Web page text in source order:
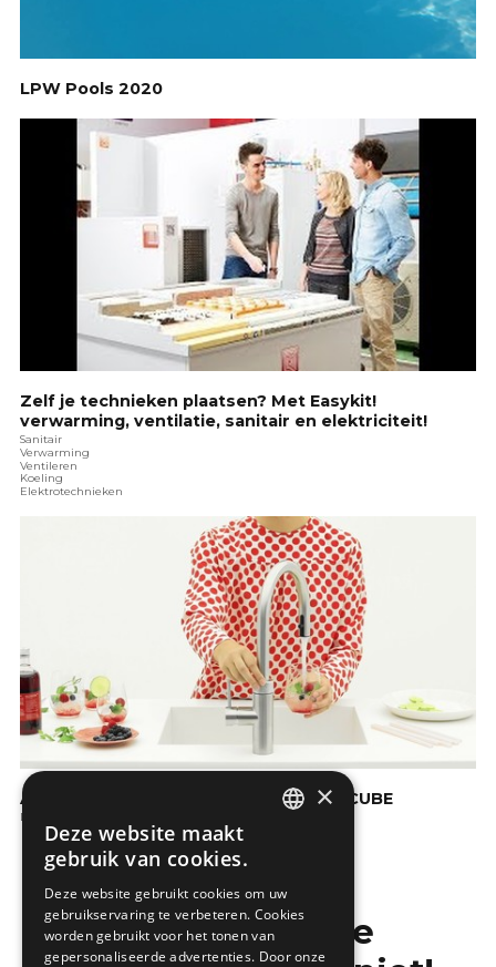
LPW Pools 2020
Zelf je technieken plaatsen? Met Easykit!
verwarming, ventilatie, sanitair en elektriciteit!
Sanitair
Verwarming
Ventileren
Koeling
Elektrotechnieken
Alcoholvrije cocktail met de Quooker CUBE
De keuken
Mis de laatste
×
Deze website maakt
gebruik van cookies.
Deze website gebruikt cookies om uw
gebruikservaring te verbeteren. Cookies
worden gebruikt voor het tonen van
gepersonaliseerde advertenties. Door onze